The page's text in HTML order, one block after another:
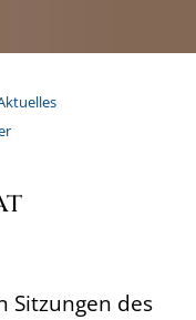
Sitzungen des